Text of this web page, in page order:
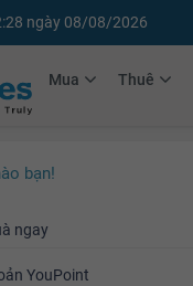
ngày 08/08/2026
Mua Thuê
bạn!
ngay
YouPoint